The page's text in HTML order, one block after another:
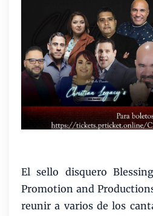
El sello disquero
Promotion and
reunir a varios de los